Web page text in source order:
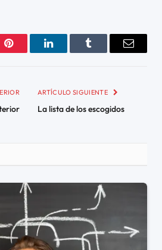
Pinterest LinkedInTumblr Email
ARTÍCULO SIGUIENTE
La lista de los escogidos